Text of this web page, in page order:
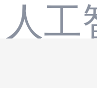
静
人工